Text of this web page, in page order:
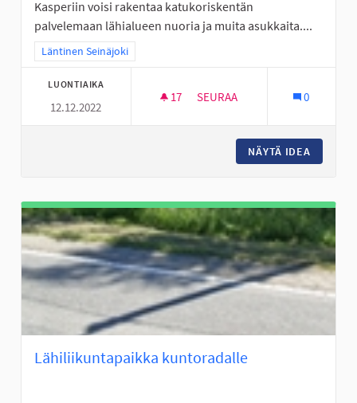
Kasperiin voisi rakentaa katukoriskentän
palvelemaan lähialueen nuoria ja muita asukkaita....
Rajaa tulokset teeman mukaan: Läntinen Seinäjoki
Läntinen Seinäjoki
LUONTIAIKA
12.12.2022
17 17 SEURAAJAA
SEURAA 0
NÄYTÄ IDEA
Lähiliikuntapaikka kuntoradalle